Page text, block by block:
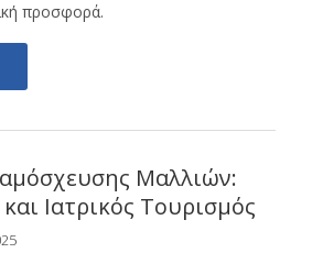
προσφορά.
Μαλλιών:
Ιατρικός Τουρισμός